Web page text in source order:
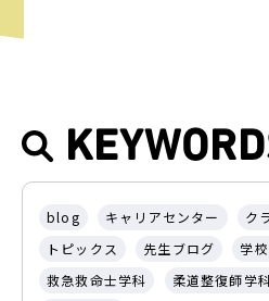
blog キャリアセンター ク
トピックス
先生ブログ
学
救急救命士学科
柔道整復師学